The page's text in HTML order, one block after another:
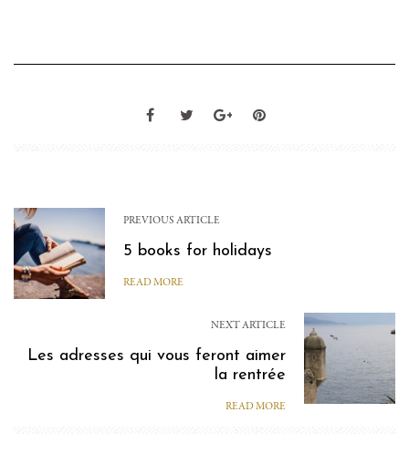
PREVIOUS ARTICLE
5 books for holidays
READ MORE
NEXT ARTICLE
Les adresses qui vous feront aimer
la rentrée
READ MORE